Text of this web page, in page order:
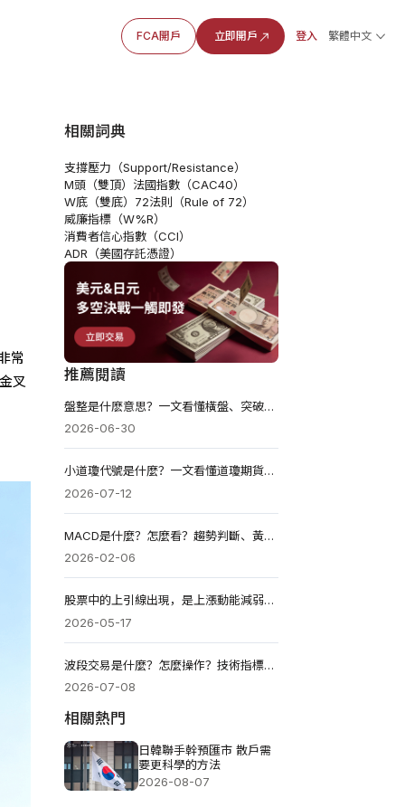
FCA開戶 立即開戶 登入 繁體中文
常
叉
相關詞典
支撐壓力（Support/Resistance）
M頭（雙頂） 法國指數（CAC40）
W底（雙底） 72法則（Rule of 72）
威廉指標（W%R）
消費者信心指數（CCI）
ADR（美國存託憑證）
推薦閱讀
盤整是什麽意思？一文看懂橫盤、突破信號與交易策略2026版
2026-06-30
小道瓊代號是什麼？一文看懂道瓊期貨交易規則與投資方法
2026-07-12
MACD是什麼？怎麼看？趨勢判斷、黃金交叉與參數設定詳解！
2026-02-06
股票中的上引線出現，是上漲動能減弱還是機會前兆?
2026-05-17
波段交易是什麼？怎麼操作？技術指標、實戰策略與避坑指南
2026-07-08
相關熱門
日韓聯手幹預匯市 散戶需
要更科學的方法
2026-08-07